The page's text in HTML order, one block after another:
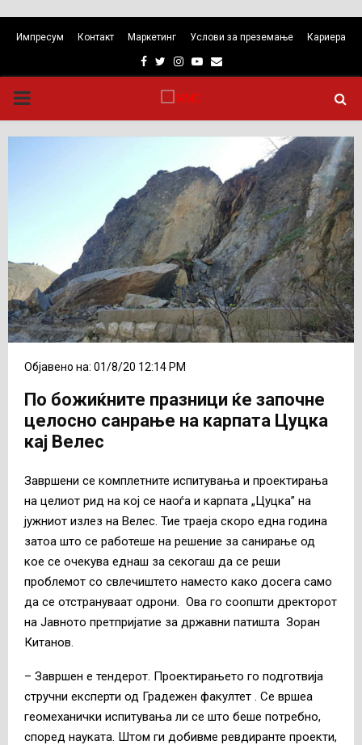
Импресум Контакт Маркетинг Услови за преземање Кариера
Facebook
TwitterInstagram
Youtube
Email
PRIMARY
MENU
Објавено на: 01/8/20 12:14 PM
По божиќните празници ќе започне
целосно санрање на карпата Цуцка
кај Велес
Завршени се комплетните испитувања и проектирања
на целиот рид на кој се наоѓа и карпата „Цуцка” на
јужниот излез на Велес. Тие траеја скоро една година
затоа што се работеше на решение за санирање од
кое се очекува еднаш за секогаш да се реши
проблемот со свлечиштето наместо како досега само
да се отстрануваат одрони. Ова го соопшти дректорот
на Јавното претпријатие за државни патишта Зоран
Китанов.
– Завршен е тендерот. Проектирањето го подготвија
стручни експерти од Градежен факултет . Се вршеа
геомеханички испитувања ли се што беше потребно,
според науката. Штом ги добивме ревдиранте проекти,